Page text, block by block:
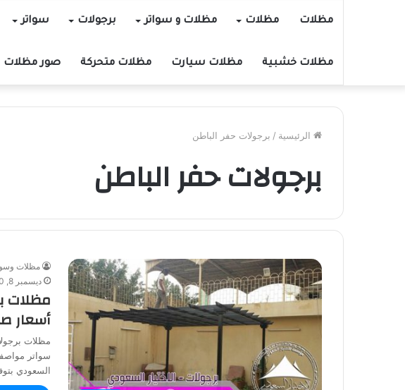
مظلات مظلات مظلات و سواتر برجولات سواتر
مظلات خشبية مظلات سيارت مظلات متحركة صور مظلات
الرئيسية / برجولات حفر الباطن
برجولات حفر الباطن
مظلات
ديسمبر 8, 2020
مظلات
أسعار
مظلات
سواتر
السعودي